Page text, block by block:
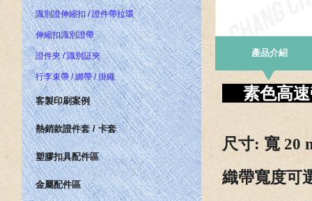
識別證伸縮扣 / 證件帶拉環
伸縮扣識別證帶
證件夾 / 識別証夾
行李束帶 / 綁帶 / 掛繩
客製印刷案例
熱銷款證件套 / 卡套
塑膠扣具配件區
金屬配件區
產品介紹
素色高
尺寸: 寬 20
織帶寬度可